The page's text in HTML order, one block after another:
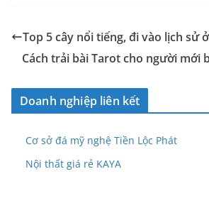
Top 5 cây nổi tiếng, đi vào lịch sử
Cách trải bài Tarot cho người mới
Doanh nghiệp liên kết
Cơ sở đá mỹ nghệ Tiền Lộc Phát
Nội thất giá rẻ KAYA